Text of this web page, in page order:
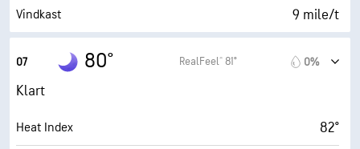
Vindkast 9 mile/t
Duggpunkt
AccuLumen Brightness Index™ 0 (Mørkt)
07 80° RealFeel® 81° 0%
Klart
Heat Index 82°